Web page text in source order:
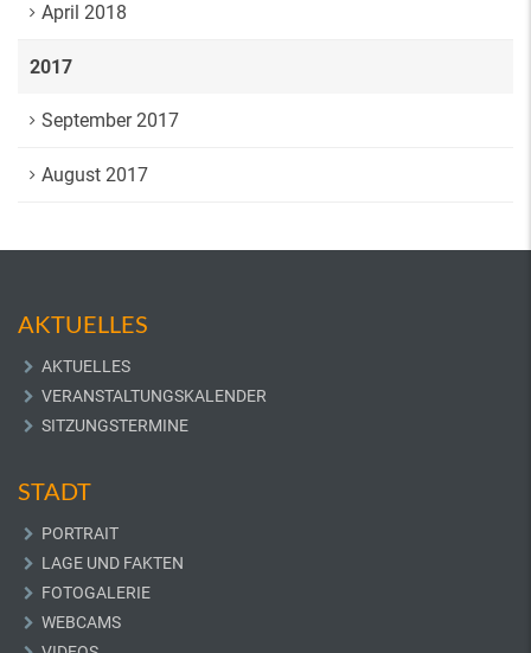
April 2018
2017
September 2017
August 2017
AKTUELLES
AKTUELLES
VERANSTALTUNGSKALENDER
SITZUNGSTERMINE
STADT
PORTRAIT
LAGE UND FAKTEN
FOTOGALERIE
WEBCAMS